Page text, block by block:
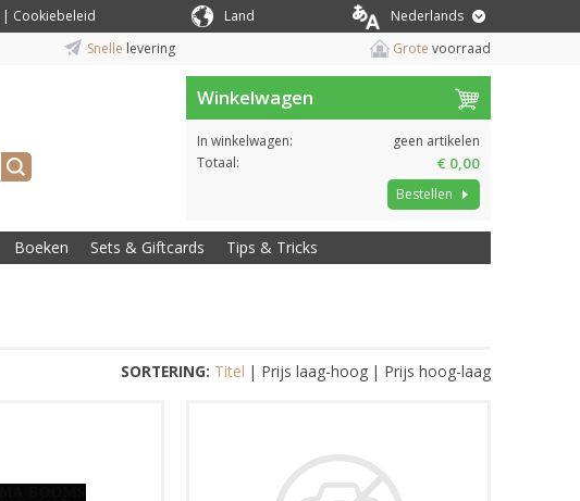
| Cookiebeleid Land
Nederlands
Snelle levering Grote voorraad
Winkelwagen
In winkelwagen:
geen artikelen
Totaal:
€ 0,00
Bestellen
Boeken Sets & Giftcards Tips & Tricks
SORTERING: Titel | Prijs laag-hoog | Prijs hoog-laag